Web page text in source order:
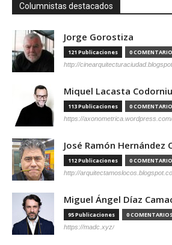
Columnistas destacados
Jorge Gorostiza
121 Publicaciones 0
http://
Miquel Lacasta Codorniu
113 Publicaciones 0
https://axonometrica.wordpress.com/
José Ramón Hernández
112 Publicaciones 0
http://
Miguel Ángel Díaz
95 Publicaciones 0 COMENTARIOS
https://madc.xyz/